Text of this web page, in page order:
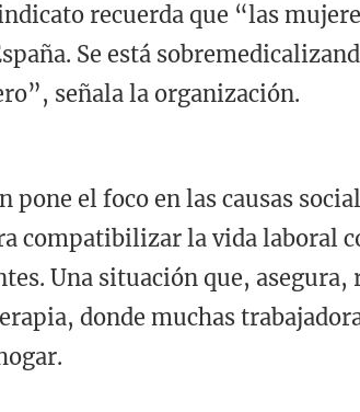
recuerda que “las
Se está
señala la organización.
pone el foco en las causas
compatibilizar la vida laboral
Una situación que,
donde muchas